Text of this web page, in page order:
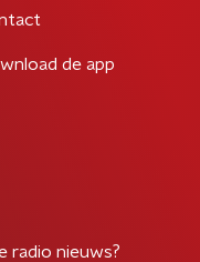
de app
radio nieuws?